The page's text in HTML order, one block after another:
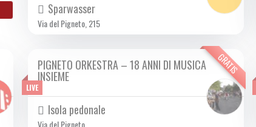
Sparwasser
Via del Pigneto, 215
LIVE
GRATIS
DOM 03/12 2023
PIGNETO ORKESTRA – 18 ANNI DI MUSICA
INSIEME
Isola pedonale
Via del Pigneto